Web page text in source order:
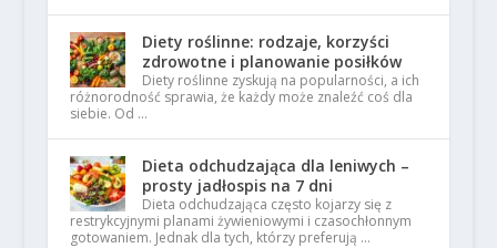
Diety roślinne: rodzaje, korzyści
zdrowotne i planowanie posiłków
Diety roślinne zyskują na popularności, a ich
różnorodność sprawia, że każdy może znaleźć coś dla
siebie. Od …
Dieta odchudzająca dla leniwych –
prosty jadłospis na 7 dni
Dieta odchudzająca często kojarzy się z
restrykcyjnymi planami żywieniowymi i czasochłonnym
gotowaniem. Jednak dla tych, którzy preferują …